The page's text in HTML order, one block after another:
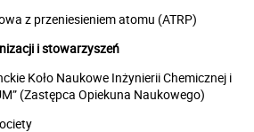
z przeniesieniem atomu (ATRP)
i stowarzyszeń
Koło Naukowe Inżynierii Chemicznej i
(Zastępca Opiekuna Naukowego)